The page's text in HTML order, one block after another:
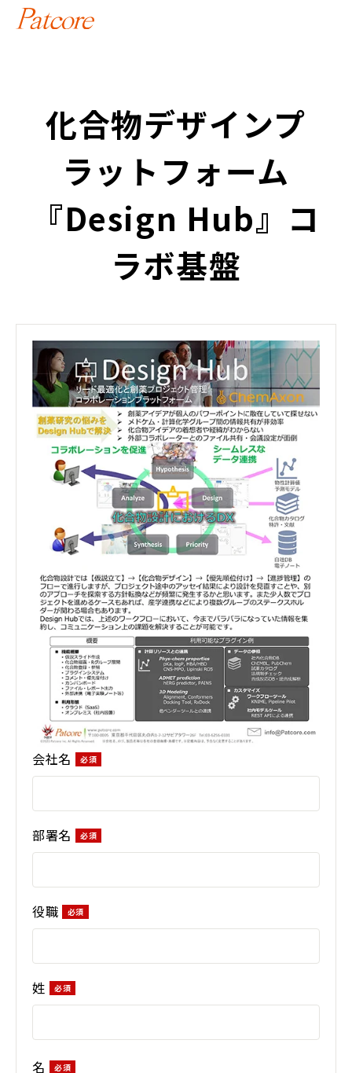
化合物デザインプ
ラットフォーム
『Design Hub』コ
ラボ基盤
会社名
部署名
役職
姓
名